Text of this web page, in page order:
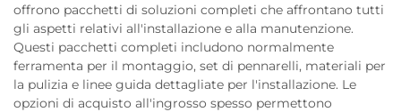
offrono pacchetti di soluzioni completi che affrontano tutti
gli aspetti relativi all'installazione e alla manutenzione.
Questi pacchetti completi includono normalmente
ferramenta per il montaggio, set di pennarelli, materiali per
la pulizia e linee guida dettagliate per l'installazione. Le
opzioni di acquisto all'ingrosso spesso permettono